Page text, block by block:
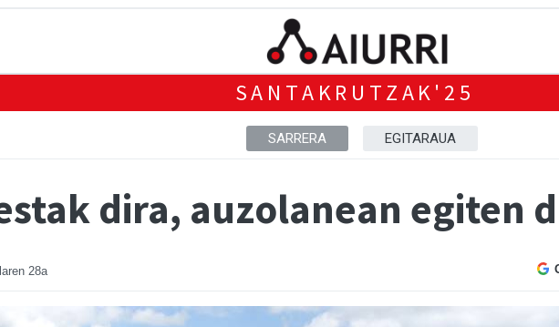
SANTAKRUTZAK'25
SARRERA EGITARAUA
dira, auzolanean egiten
28a